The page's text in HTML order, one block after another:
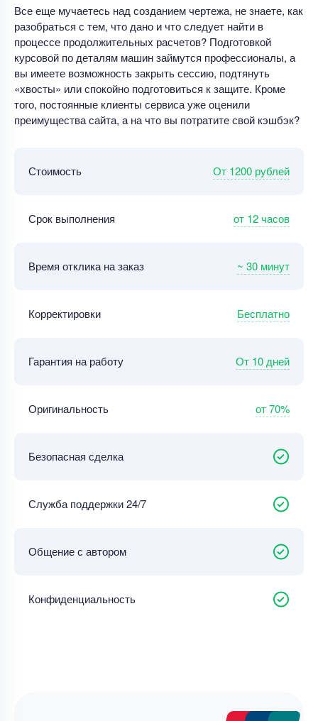
Все еще мучаетесь над созданием чертежа, не знаете, как
разобраться с тем, что дано и что следует найти в
процессе продолжительных расчетов? Подготовкой
курсовой по деталям машин займутся профессионалы, а
вы имеете возможность закрыть сессию, подтянуть
«хвосты» или спокойно подготовиться к защите. Кроме
того, постоянные клиенты сервиса уже оценили
преимущества сайта, а на что вы потратите свой кэшбэк?
Стоимость От 1200 рублей
Срок выполнения от 12 часов
Время отклика на заказ ~ 30 минут
Корректировки Бесплатно
Гарантия на работу От 10 дней
Оригинальность от 70%
Безопасная сделка
Служба поддержки 24/7
Общение с автором
Конфиденциальность